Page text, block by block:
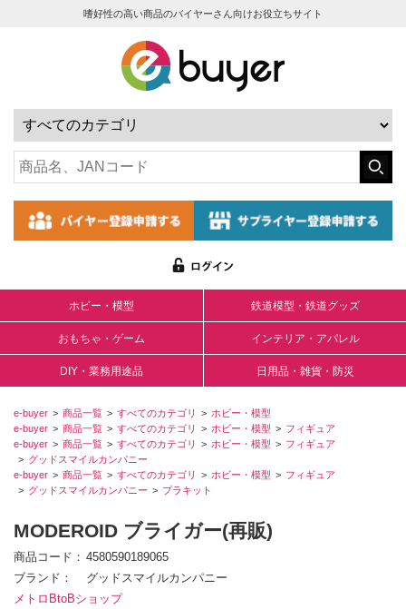
嗜好性の高い商品のバイヤーさん向けお役立ちサイト
ホビー・模型 鉄道模型・鉄道グッズ
おもちゃ・ゲーム インテリア・アパレル
DIY・業務用途品 日用品・雑貨・防災
e-buyer 商品一覧 すべてのカテゴリ
ホビー・模型
e-buyer
商品一覧 すべてのカテゴリ ホビー・模型
フィギュア
e-buyer
商品一覧 すべてのカテゴリ ホビー・模型
フィギュア
グッドスマイルカンパニー
e-buyer
商品一覧 すべてのカテゴリ ホビー・模型
フィギュア
グッドスマイルカンパニー
プラキット
MODEROID ブライガー(再販)
商品コード
4580590189065
ブランド
グッドスマイルカンパニー
メトロBtoBショップ